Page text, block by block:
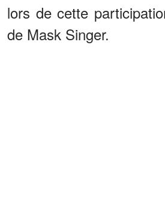
lors de cette
de Mask Singer.